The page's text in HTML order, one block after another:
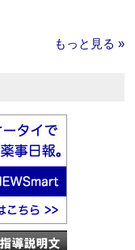
もっと見る »